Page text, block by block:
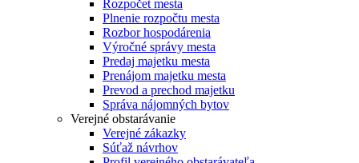
Rozpočet mesta
Plnenie rozpočtu mesta
Rozbor hospodárenia
Výročné správy mesta
Predaj majetku mesta
Prenájom majetku mesta
Prevod a prechod majetku
Správa nájomných bytov
Verejné obstarávanie
Verejné zákazky
Súťaž návrhov